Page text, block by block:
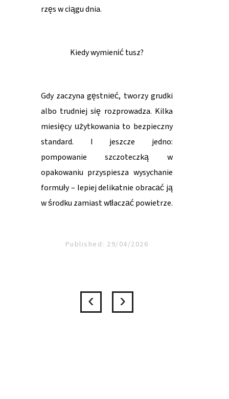
rzęs w ciągu dnia.
Kiedy wymienić tusz?
Gdy zaczyna gęstnieć, tworzy grudki
albo trudniej się rozprowadza. Kilka
miesięcy użytkowania to bezpieczny
standard. I jeszcze jedno:
pompowanie szczoteczką w
opakowaniu przyspiesza wysychanie
formuły – lepiej delikatnie obracać ją
w środku zamiast wtłaczać powietrze.
Published: 29/04/2026